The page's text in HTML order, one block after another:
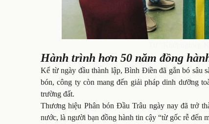
Hành trình hơn 50 năm đồng
Kể từ ngày đầu thành lập, Bình Điền đã gắn bó sâu
bón, công ty còn mang đến giải pháp dinh dưỡng
trường đất.
Thương hiệu Phân bón Đầu Trâu ngày nay đã trở
nước, là người bạn đồng hành tin cậy “từ gốc rễ đến